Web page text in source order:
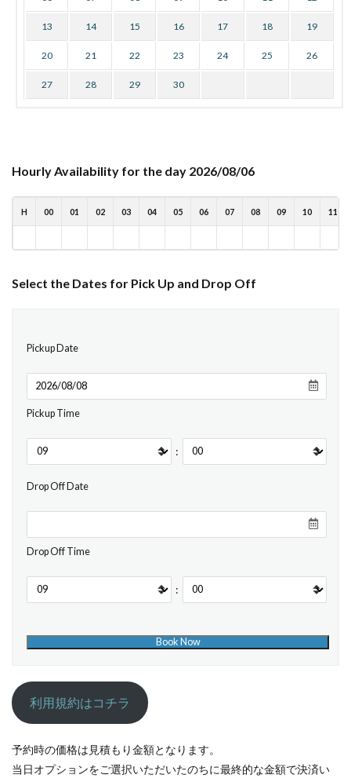
13 14 15 16 17 18 19
20 21 22 23 24 25 26
27 28 29 30
Hourly Availability for the day 2026/08/06
H 00 01 02 03 04 05 06 07 08 09 10 11
Select the Dates for Pick Up and Drop Off
Pickup Date
Pickup Time
:
Drop Off Date
Drop Off Time
:
利用規約はコチラ
予約時の価格は見積もり金額となります。
当日オプションをご選択いただいたのちに最終的な金額で決済い